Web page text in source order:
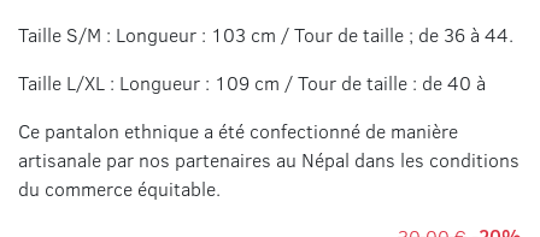
Taille S/M : Longueur : 103 cm / Tour de taille ; de 36 à 44.
Taille L/XL : Longueur : 109 cm / Tour de taille : de 40 à
Ce pantalon ethnique a été confectionné de manière
artisanale par nos partenaires au Népal dans les conditions
du commerce équitable.